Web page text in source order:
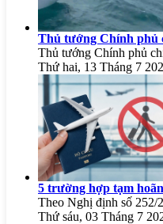
Thủ tướng Chính phủ
Thủ tướng Chính phủ
Thứ hai, 13 Tháng 7
5 trường hợp tạm
Theo Nghị định số 252/
Thứ sáu, 03 Tháng 7